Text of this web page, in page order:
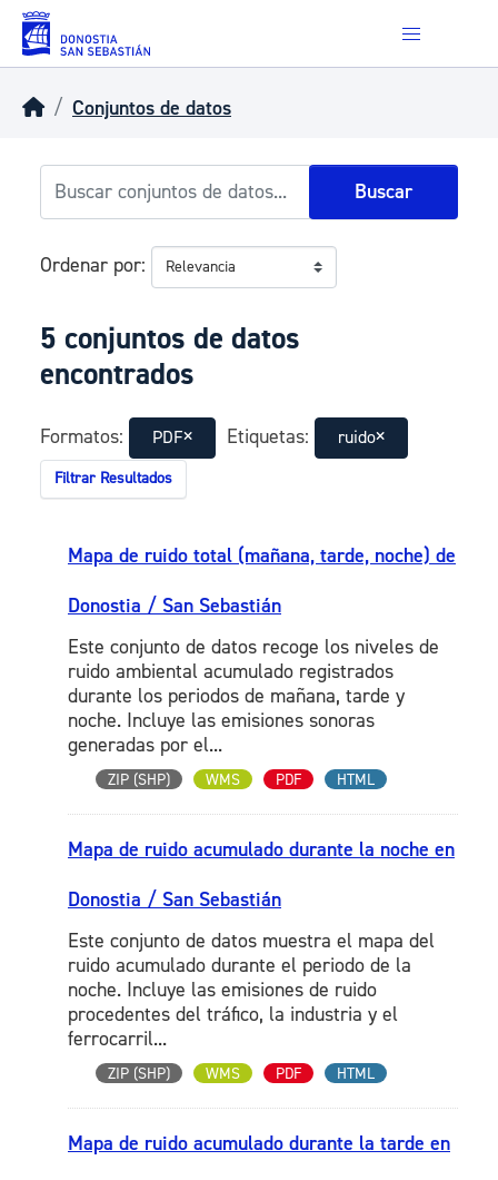
Skip to main content
Conjuntos de datos
Buscar
Ordenar por
5 conjuntos de datos
encontrados
Formatos: PDF Etiquetas: ruido
Filtrar Resultados
Mapa de ruido total (mañana, tarde, noche) de
Donostia / San Sebastián
Este conjunto de datos recoge los niveles de
ruido ambiental acumulado registrados
durante los periodos de mañana, tarde y
noche. Incluye las emisiones sonoras
generadas por el...
ZIP (SHP) WMS PDF HTML
Mapa de ruido acumulado durante la noche en
Donostia / San Sebastián
Este conjunto de datos muestra el mapa del
ruido acumulado durante el periodo de la
noche. Incluye las emisiones de ruido
procedentes del tráfico, la industria y el
ferrocarril...
ZIP (SHP) WMS PDF HTML
Mapa de ruido acumulado durante la tarde en